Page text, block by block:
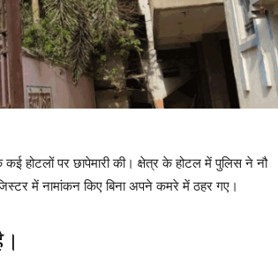
होटलों पर छापेमारी की। क्षेत्र के होटल में पुलिस ने नौ
में नामांकन किए बिना अपने कमरे में ठहर गए।